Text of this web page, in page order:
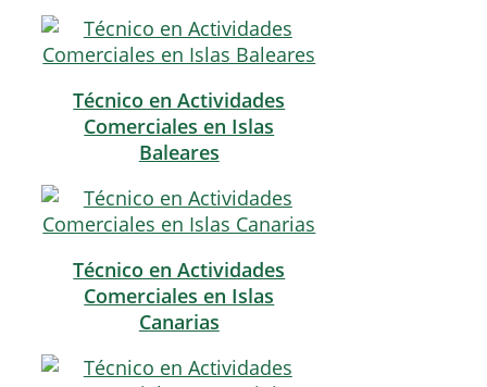
Técnico en Actividades
Comerciales en Islas
Baleares
Técnico en Actividades
Comerciales en Islas
Canarias